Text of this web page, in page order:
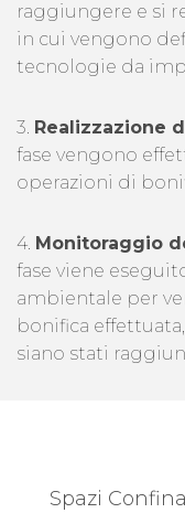
raggiungere e si
in cui vengono
tecnologie da
3. Realizzazione
fase vengono
operazioni di
4. Monitoraggio
fase viene
ambientale per
bonifica
siano stati
Spazi